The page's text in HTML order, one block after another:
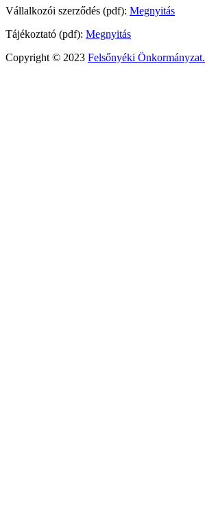
Vállalkozói szerződés (pdf): Megnyitás
Tájékoztató (pdf): Megnyitás
Copyright © 2023 Felsőnyéki Önkormányzat.